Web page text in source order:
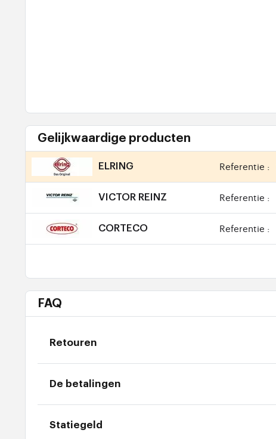
Gelijkwaardige producten
ELRING Referentie :
VICTOR REINZ Referentie :
CORTECO Referentie :
FAQ
Retouren
De betalingen
Statiegeld